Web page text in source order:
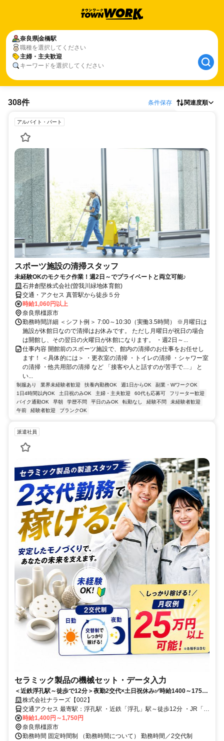
奈良県金橋駅
職種を選択してください
主婦・主夫歓迎
キーワードを選択してください
308件 条件保存 関連度順
アルバイト・パート
スポーツ施設の清掃スタッフ
未経験OKのモクモク作業！週2日～でプライベートと両立可能♪
石井創堅株式会社(曽我川緑地体育館)
交通・アクセス 真菅駅から徒歩５分
時給1,060円以上
奈良県橿原市
勤務時間詳細 ＜シフト例＞ 7:00～10:30（実働3.5時間） ※月曜日は
施設が休館日なので清掃はお休みです。 ただし月曜日が祝日の場合
は開館し、その翌日の火曜日が休館になります。 ・週2日～...
仕事内容 開館前のスポーツ施設で、館内の清掃のお仕事をお任せし
ます！ ＜具体的には＞ ・更衣室の清掃 ・トイレの清掃 ・シャワー室
の清掃 ・他共用部の清掃 など 「接客や人と話すのが苦手で…」 と
い...
制服あり 業界未経験者歓迎 扶養内勤務OK 週1日からOK
副業・WワークOK
1日4時間以内OK
土日祝のみOK 主婦・主夫歓迎 60代も応募可
フリーター歓迎
バイク通勤OK
早朝 学歴不問 平日のみOK 転勤なし 経験不問
未経験者歓迎
午前
経験者歓迎 ブランクOK
派遣社員
セラミック製品の機械セット・データ入力
＜近鉄浮孔駅～徒歩で12分＞夜勤2交代×土日祝休み✅️時給1400～1750
円✨️月収25万円以上可能✿❀
株式会社ナラーズ【002】
交通アクセス 最寄駅：浮孔駅 ・近鉄「浮孔」駅～徒歩12分 ・JR「金
橋」駅～徒歩17分 ・アルルから車で約3分 ※車・バイク通勤ok 車通
勤OK バイク通勤OK 自転車通勤OK ■交通費全額支給 ■交通費支給
（上限月◯円） ■無料駐車場完備 ■無料駐輪場完備 ■公共交通機関、
時給1,400円～1,750円
奈良県橿原市
勤務時間 固定時間制 （勤務時間について） 勤務時間／2交代制